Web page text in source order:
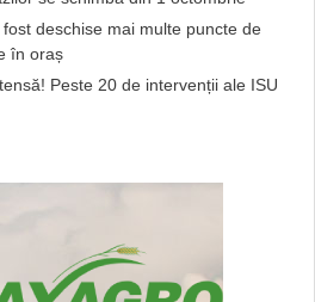
deschise mai multe puncte de
în oraș
Peste 20 de intervenții ale ISU